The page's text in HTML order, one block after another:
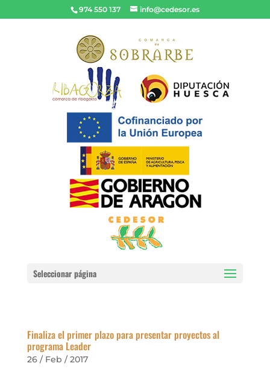
974 550 137 info@cedesor.es
Seleccionar página
Finaliza el primer plazo para presentar proyectos al
programa Leader
26 / Feb / 2017